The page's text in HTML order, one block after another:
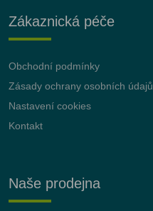
Zákaznická péče
Obchodní podmínky
Zásady ochrany osobních údajů
Nastavení cookies
Kontakt
Naše prodejna